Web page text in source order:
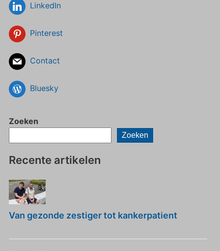
LinkedIn
Pinterest
Contact
Bluesky
Zoeken
Zoeken
Recente artikelen
Van gezonde zestiger tot kankerpatient